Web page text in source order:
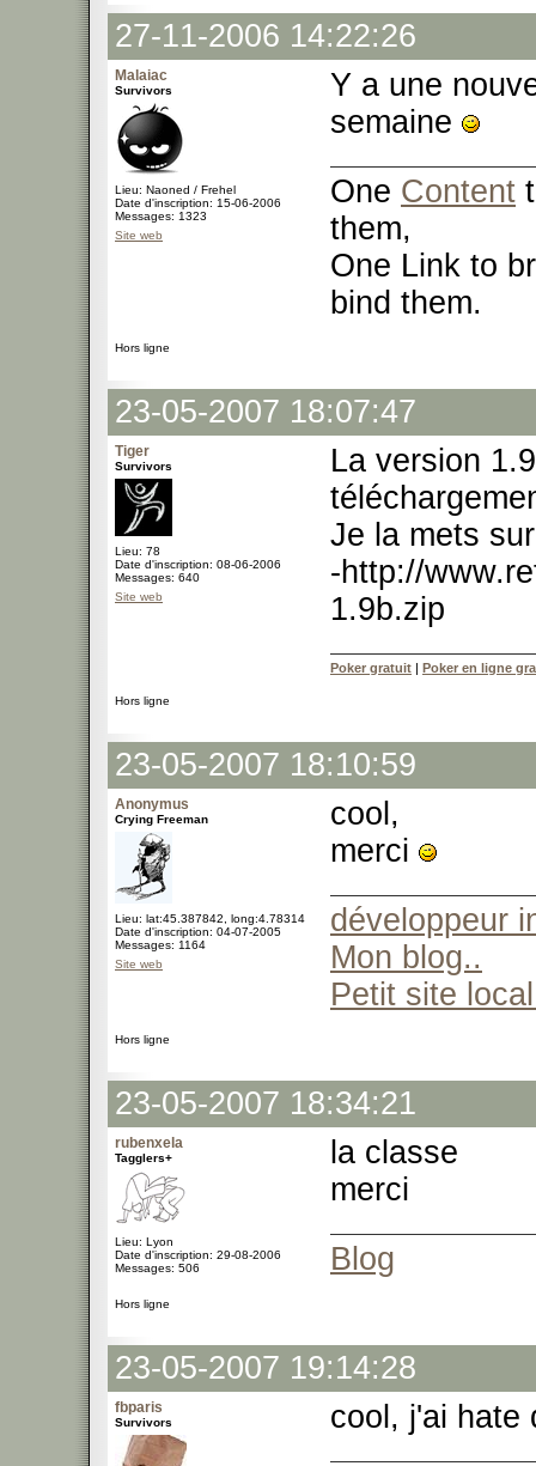
27-11-2006 14:22:26
Malaiac
Survivors
Lieu: Naoned / Frehel
Date d'inscription: 15-06-2006
Messages: 1323
Site web
Y a une
semaine
One Content
them,
One Link to
bind them.
Hors ligne
23-05-2007 18:07:47
Tiger
Survivors
Lieu: 78
Date d'inscription: 08-06-2006
Messages: 640
Site web
La version
Je la mets
-http://
1.9b.zip
Poker gratuit | Poker en ligne
Hors ligne
23-05-2007 18:10:59
Anonymus
Crying Freeman
Lieu: lat:45.387842, long:4.78314
Date d'inscription: 04-07-2005
Messages: 1164
Site web
cool,
merci
développeur
Mon blog..
Petit site
Hors ligne
23-05-2007 18:34:21
rubenxela
Tagglers+
Lieu: Lyon
Date d'inscription: 29-08-2006
Messages: 506
la classe
merci
Blog
Hors ligne
23-05-2007 19:14:28
fbparis
Survivors cool, j'ai